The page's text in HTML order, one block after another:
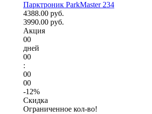
Парктроник ParkMaster 234
4388.00 руб.
3990.00 руб.
Акция
00
дней
00
:
00
00
-12%
Скидка
Ограниченное кол-во!